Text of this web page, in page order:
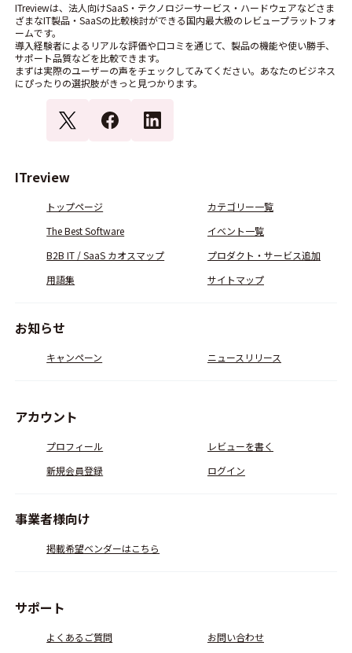
ITreviewは、法人向けSaaS・テクノロジーサービス・ハードウェアなどさま
ざまなIT製品・SaaSの比較検討ができる国内最大級のレビュープラットフォ
ームです。
導入経験者によるリアルな評価や口コミを通じて、製品の機能や使い勝手、
サポート品質などを比較できます。
まずは実際のユーザーの声をチェックしてみてください。あなたのビジネス
にぴったりの選択肢がきっと見つかります。
ITreview
トップページ
カテゴリー一覧
The Best Software
イベント一覧
B2B IT / SaaS カオスマップ
プロダクト・サービス追加
用語集
サイトマップ
お知らせ
キャンペーン ニュースリリース
アカウント
プロフィール
レビューを書く
新規会員登録
ログイン
事業者様向け
掲載希望ベンダーはこちら
サポート
よくあるご質問 お問い合わせ